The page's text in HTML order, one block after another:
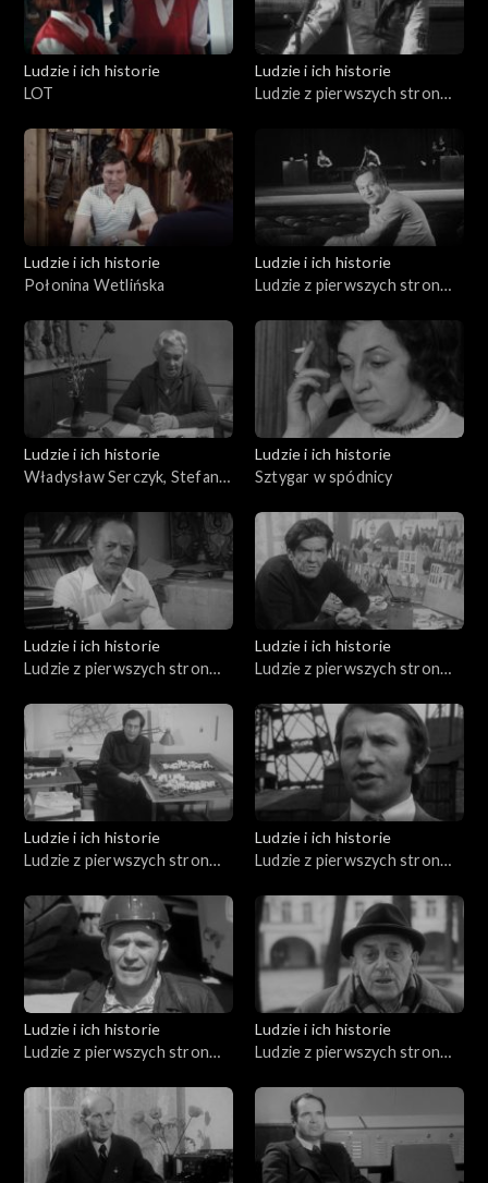
Ludzie i ich historie
LOT
Ludzie i ich historie
Ludzie z pierwszych stron
Ludzie i ich historie
Połonina Wetlińska
Ludzie i ich historie
Ludzie z pierwszych stron
Ludzie i ich historie
Władysław Serczyk, Stefania
Jerzy Broszkiewicz
Ludzie i ich historie
Sztygar w spódnicy
Ludzie i ich historie
Ludzie z pierwszych stron
Ludzie i ich historie
Ludzie z pierwszych stron
Ludzie i ich historie
Ludzie z pierwszych stron
Ludzie i ich historie
Ludzie z pierwszych stron
Ludzie i ich historie
Ludzie z pierwszych stron
Ludzie i ich historie
Ludzie z pierwszych stron